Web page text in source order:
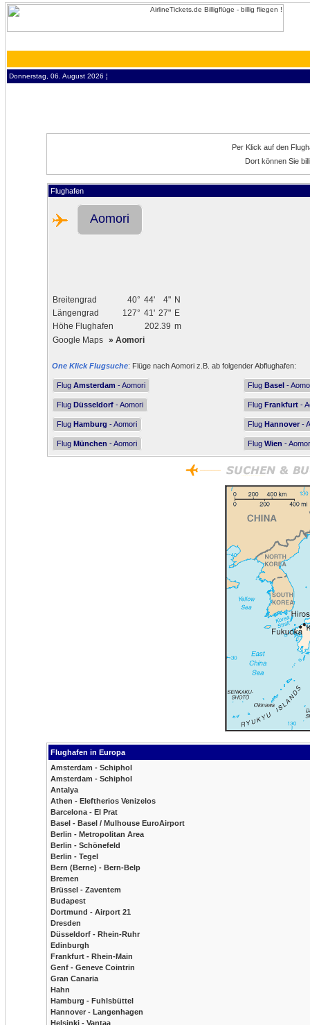
Donnerstag, 06. August 2026 ¦
Per Klick auf den
Dort können Sie
Flughafen
Aomori
Breitengrad 40° 44' 4" N
Längengrad
127° 41' 27" E
Höhe Flughafen
202.39 m
Google Maps » Aomori
One Klick Flugsuche: Flüge nach Aomori z.B. ab folgender Abflughafen:
Flug Amsterdam - Aomori Flug Basel -
Flug Düsseldorf - Aomori Flug Frankfurt -
Flug Hamburg - Aomori Flug Hannover -
Flug München - Aomori Flug Wien -
Flughafen in Europa
Amsterdam - Schiphol
Amsterdam - Schiphol
Antalya
Athen - Eleftherios Venizelos
Barcelona - El Prat
Basel - Basel / Mulhouse EuroAirport
Berlin - Metropolitan Area
Berlin - Schönefeld
Berlin - Tegel
Bern (Berne) - Bern-Belp
Bremen
Brüssel - Zaventem
Budapest
Dortmund - Airport 21
Dresden
Düsseldorf - Rhein-Ruhr
Edinburgh
Frankfurt - Rhein-Main
Genf - Geneve Cointrin
Gran Canaria
Hahn
Hamburg - Fuhlsbüttel
Hannover - Langenhagen
Helsinki - Vantaa